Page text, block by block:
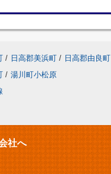
/ 日高郡美浜町 / 日高郡由良町
/ 湯川町小松原
社へ